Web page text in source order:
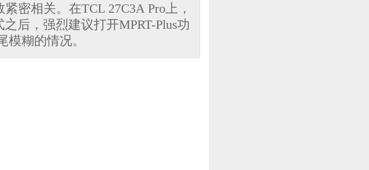
游记
密相关。在TCL 27C3A Pro上，
后，强烈建议打开MPRT-Plus功
模糊的情况。